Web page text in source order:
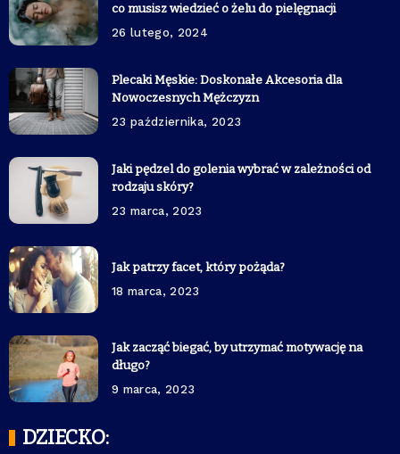
co musisz wiedzieć o żelu do pielęgnacji
26 lutego, 2024
Plecaki Męskie: Doskonałe Akcesoria dla
Nowoczesnych Mężczyzn
23 października, 2023
Jaki pędzel do golenia wybrać w zależności od
rodzaju skóry?
23 marca, 2023
Jak patrzy facet, który pożąda?
18 marca, 2023
Jak zacząć biegać, by utrzymać motywację na
długo?
9 marca, 2023
DZIECKO: